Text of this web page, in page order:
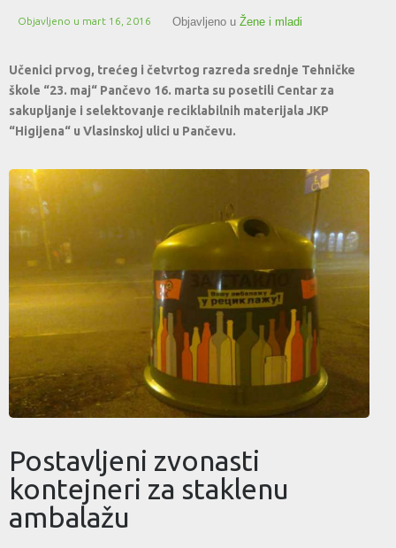
Objavljeno u mart 16, 2016 Objavljeno u Žene i mladi
Učenici prvog, trećeg i četvrtog razreda srednje Tehničke
škole “23. maj“ Pančevo 16. marta su posetili Centar za
sakupljanje i selektovanje reciklabilnih materijala JKP
“Higijena“ u Vlasinskoj ulici u Pančevu.
Postavljeni zvonasti
kontejneri za staklenu
ambalažu